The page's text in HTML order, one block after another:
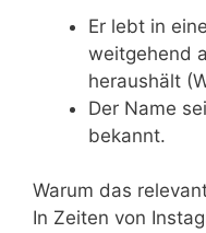
Er lebt in
weitgehend
heraushält
Der Name
bekannt.
Warum das
In Zeiten von